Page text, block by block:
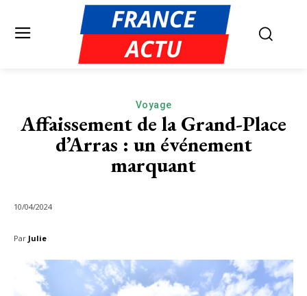
Voyage
Affaissement de la Grand-Place
d’Arras : un événement
marquant
10/04/2024
Par Julie